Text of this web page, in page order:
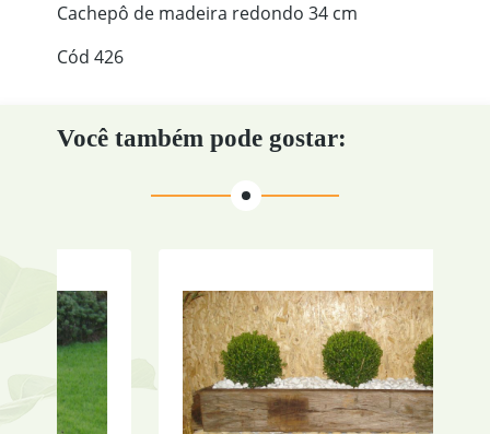
Cachepô de madeira redondo 34 cm
Cód 426
Você também pode gostar: